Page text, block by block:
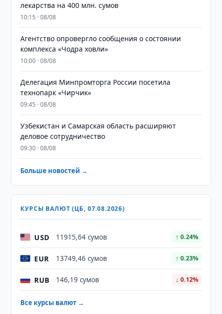
лекарства на 400 млн. сумов
10:15 · 08/08
Агентство опровергло сообщения о состоянии
комплекса «Чодра ховли»
10:00 · 08/08
Делегация Минпромторга России посетила
технопарк «Чирчик»
09:45 · 08/08
Узбекистан и Самарская область расширяют
деловое сотрудничество
09:30 · 08/08
Больше новостей →
КУРСЫ ВАЛЮТ (ЦБ, 07.08.2026)
USD 11915,64 сумов ↑ 0.24%
EUR 13749,46 сумов ↑ 0.23%
RUB 146,19 сумов ↓ 0.12%
Все курсы валют →